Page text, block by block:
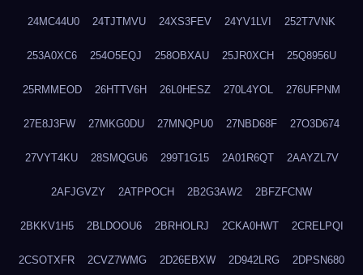
24MC44U0 24TJTMVU 24XS3FEV 24YV1LVI 252T7VNK
253A0XC6 254O5EQJ 258OBXAU 25JR0XCH 25Q8956U
25RMMEOD 26HTTV6H 26L0HESZ 270L4YOL 276UFPNM
27E8J3FW 27MKG0DU 27MNQPU0 27NBD68F 27O3D674
27VYT4KU 28SMQGU6 299T1G15 2A01R6QT 2AAYZL7V
2AFJGVZY 2ATPPOCH 2B2G3AW2 2BFZFCNW
2BKKV1H5 2BLDOOU6 2BRHOLRJ 2CKA0HWT 2CRELPQI
2CSOTXFR 2CVZ7WMG 2D26EBXW 2D942LRG 2DPSN680